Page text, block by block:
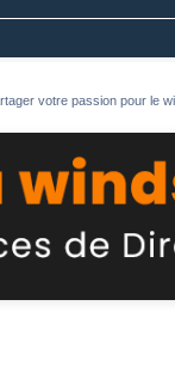
votre passion pour le